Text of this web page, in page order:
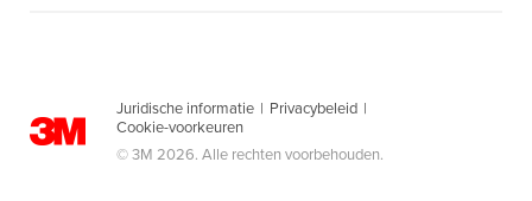
Juridische informatie | Privacybeleid |
Cookie-voorkeuren
© 3M 2026. Alle rechten voorbehouden.